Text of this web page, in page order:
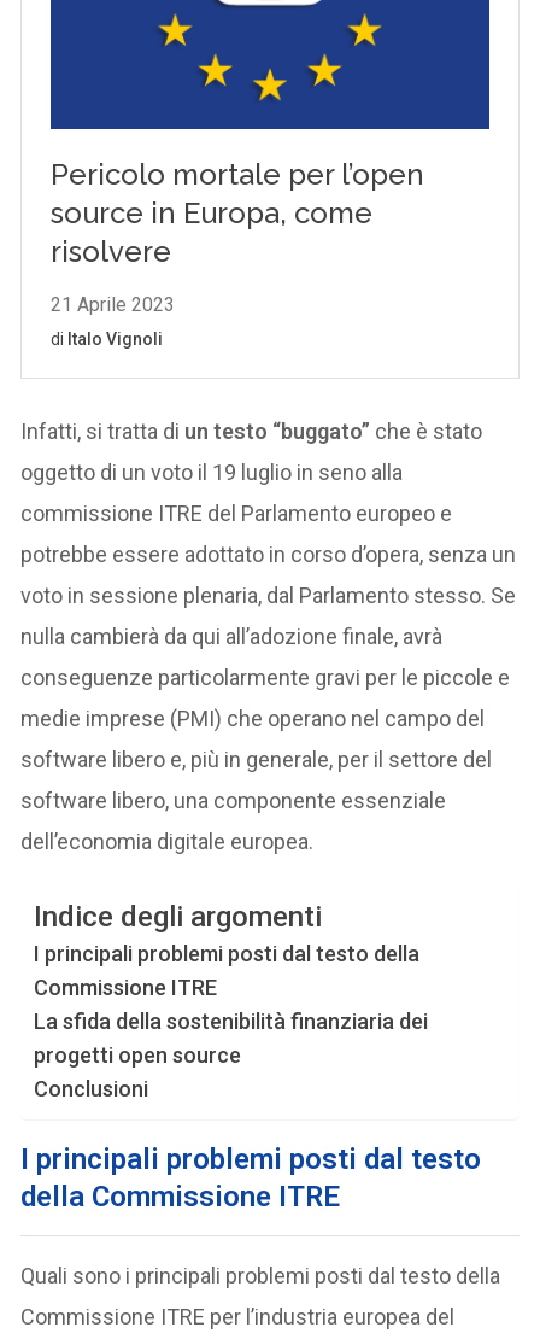
Infatti, si tratta di un testo “buggato” che è stato
oggetto di un voto il 19 luglio in seno alla
commissione ITRE del Parlamento europeo e
potrebbe essere adottato in corso d’opera, senza un
voto in sessione plenaria, dal Parlamento stesso. Se
nulla cambierà da qui all’adozione finale, avrà
conseguenze particolarmente gravi per le piccole e
medie imprese (PMI) che operano nel campo del
software libero e, più in generale, per il settore del
software libero, una componente essenziale
dell’economia digitale europea.
Indice degli argomenti
I principali problemi posti dal testo della
Commissione ITRE
La sfida della sostenibilità finanziaria dei
progetti open source
Conclusioni
I principali problemi posti dal testo
della Commissione ITRE
Quali sono i principali problemi posti dal testo della
Commissione ITRE per l’industria europea del